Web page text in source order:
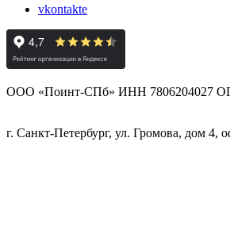
vkontakte
ООО «Поинт-СПб» ИНН 7806204027
г. Санкт-Петербург, ул. Громова, дом 4,